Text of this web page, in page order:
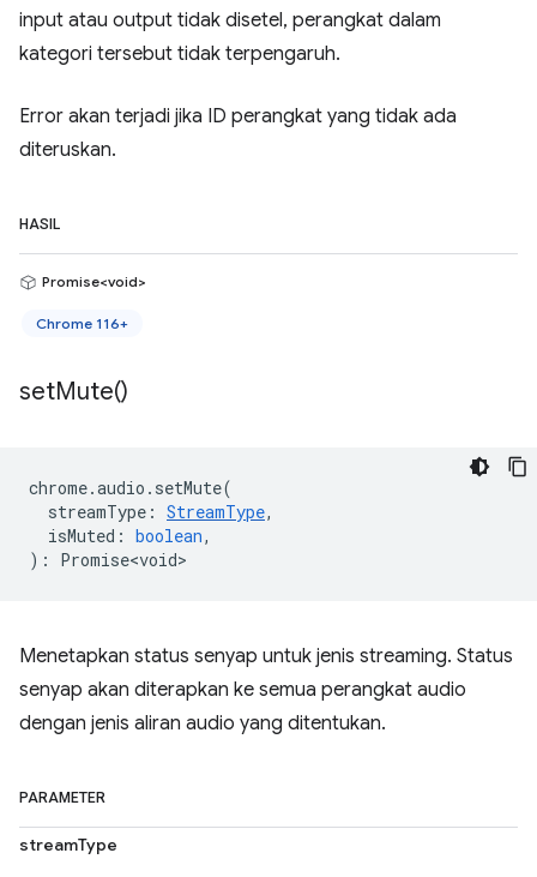
input atau output tidak disetel, perangkat dalam
kategori tersebut tidak terpengaruh.
Error akan terjadi jika ID perangkat yang tidak ada
diteruskan.
HASIL
Promise<void>
Chrome 116+
setMute()
chrome.audio . setMute(
streamType : StreamType,
isMuted : boolean,
) : Promise<void>
Menetapkan status senyap untuk jenis streaming. Status
senyap akan diterapkan ke semua perangkat audio
dengan jenis aliran audio yang ditentukan.
PARAMETER
streamType